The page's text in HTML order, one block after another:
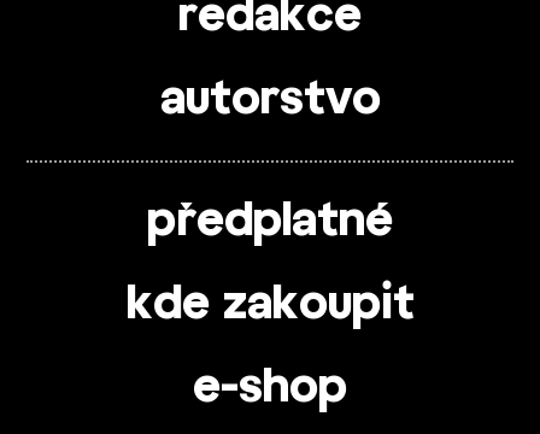
redakce
autorstvo
předplatné
kde zakoupit
e-shop